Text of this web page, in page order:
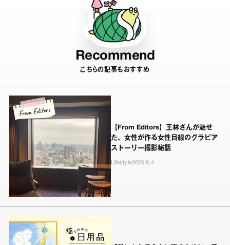
Recommend
こちらの記事もおすすめ
【From Editors】王林さんが魅せ
た、女性が作る女性目線のグラビア
ストーリー撮影秘話
Lifestyle2026.8.4